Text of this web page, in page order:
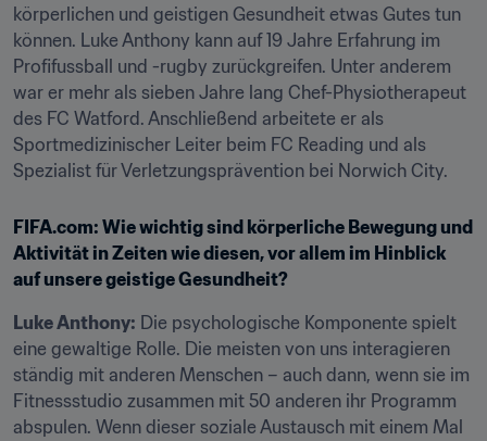
körperlichen und geistigen Gesundheit etwas Gutes tun
können. Luke Anthony kann auf 19 Jahre Erfahrung im
Profifussball und -rugby zurückgreifen. Unter anderem
war er mehr als sieben Jahre lang Chef-Physiotherapeut
des FC Watford. Anschließend arbeitete er als
Sportmedizinischer Leiter beim FC Reading und als
Spezialist für Verletzungsprävention bei Norwich City.
FIFA.com: Wie wichtig sind körperliche Bewegung und
Aktivität in Zeiten wie diesen, vor allem im Hinblick
auf unsere geistige Gesundheit?
Luke Anthony: Die psychologische Komponente spielt
eine gewaltige Rolle. Die meisten von uns interagieren
ständig mit anderen Menschen – auch dann, wenn sie im
Fitnessstudio zusammen mit 50 anderen ihr Programm
abspulen. Wenn dieser soziale Austausch mit einem Mal